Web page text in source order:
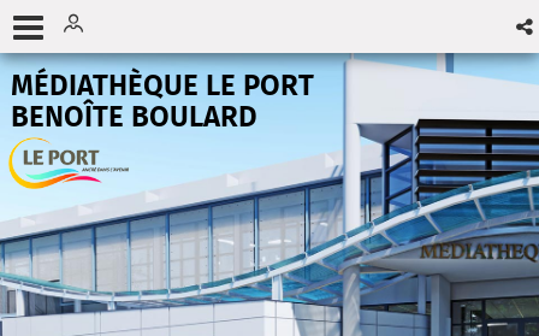
MÉDIATHÈQUE LE PORT
BENOÎTE BOULARD